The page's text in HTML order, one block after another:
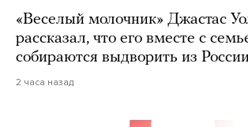
«Веселый молочник» Джастас
рассказал, что его вместе с
собираются выдворить из
2 часа назад